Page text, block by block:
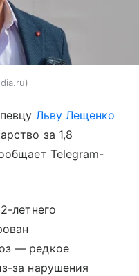
Льву Лещенко
за 1,8
Telegram-
летнего
— редкое
за нарушения